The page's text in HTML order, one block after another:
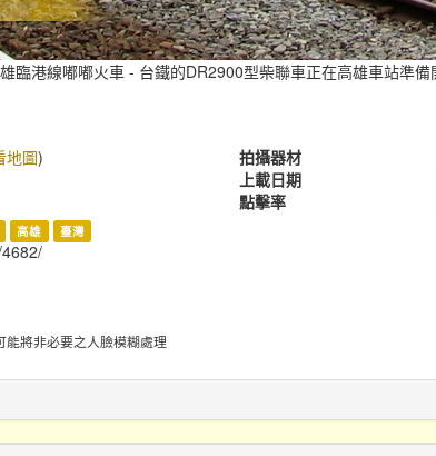
臨港線嘟嘟火車 - 台鐵的DR2900型柴聯車正在高雄車站準備
地圖) 拍攝器材
上載日期
點擊率
高雄 臺灣
將非必要之人臉模糊處理